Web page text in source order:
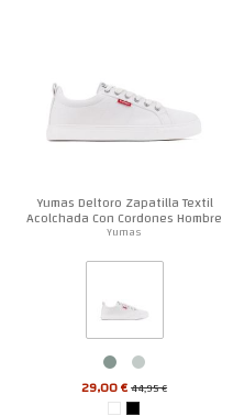
Yumas Deltoro Zapatilla Textil
Acolchada Con Cordones Hombre
Yumas
29,00 €44,95 €